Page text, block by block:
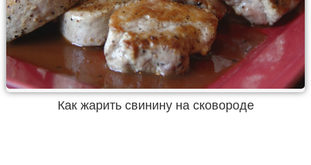
Как жарить свинину на сковороде